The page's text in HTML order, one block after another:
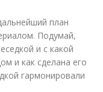
план
Подумай,
и с какой
и как сделана его
гармонировали